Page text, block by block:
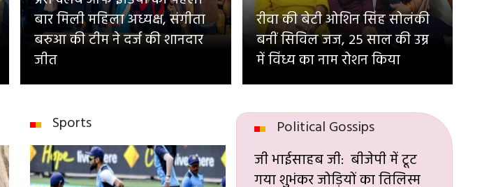
बार मिली महिला अध्यक्ष, संगीता
बरुआ की टीम ने दर्ज की शानदार
जीत
रीवा की बेटी ओशिन सिंह सोलंकी
बनीं सिविल जज, 25 साल की उम्र
में विंध्य का नाम रोशन किया
Sports
Political Gossips
जी भाईसाहब जी: बीजेपी में टूट
गया शुभंकर जोड़ियों का तिलिस्म